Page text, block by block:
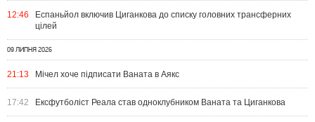
12:46
Еспаньйол включив Циганкова до списку головних трансферних
цілей
09 ЛИПНЯ 2026
21:13 Мічел хоче підписати Ваната в Аякс
17:42 Ексфутболіст Реала став одноклубником Ваната та Циганкова